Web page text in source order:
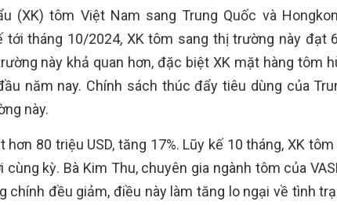
(XK) tôm Việt Nam sang Trung Quốc và
tới tháng 10/2024, XK tôm sang thị trường này đạt
này khả quan hơn, đặc biệt XK mặt hàng tôm
năm nay. Chính sách thúc đẩy tiêu dùng của
này.
80 triệu USD, tăng 17%. Lũy kế 10 tháng, XK
kỳ. Bà Kim Thu, chuyên gia ngành tôm của
đều giảm, điều này làm tăng lo ngại về tình